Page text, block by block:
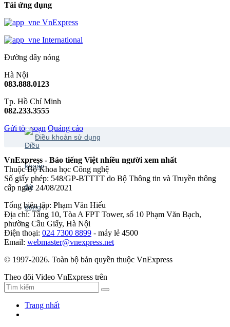
Tải ứng dụng
VnExpress
International
Đường dây nóng
Hà Nội
083.888.0123
Tp. Hồ Chí Minh
082.233.3555
Gửi tòa soạn Quảng cáo
Điều khoản sử dụng
VnExpress - Báo tiếng Việt nhiều người xem nhất
Thuộc Bộ Khoa học Công nghệ
Số giấy phép: 548/GP-BTTTT do Bộ Thông tin và Truyền thông
cấp ngày 24/08/2021
Tổng biên tập: Phạm Văn Hiếu
Địa chỉ: Tầng 10, Tòa A FPT Tower, số 10 Phạm Văn Bạch,
phường Cầu Giấy, Hà Nội
Điện thoại: 024 7300 8899 - máy lẻ 4500
Email: webmaster@vnexpress.net
© 1997-2026. Toàn bộ bản quyền thuộc VnExpress
Theo dõi Video VnExpress trên
Trang nhất